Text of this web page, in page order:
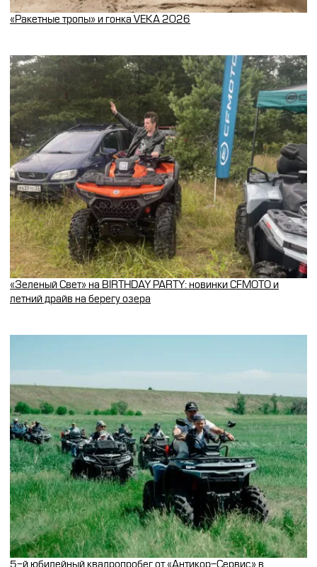
«Ракетные тропы» и гонка VEKA 2026
«Зеленый Свет» на BIRTHDAY PARTY: новинки CFMOTO и
летний драйв на берегу озера